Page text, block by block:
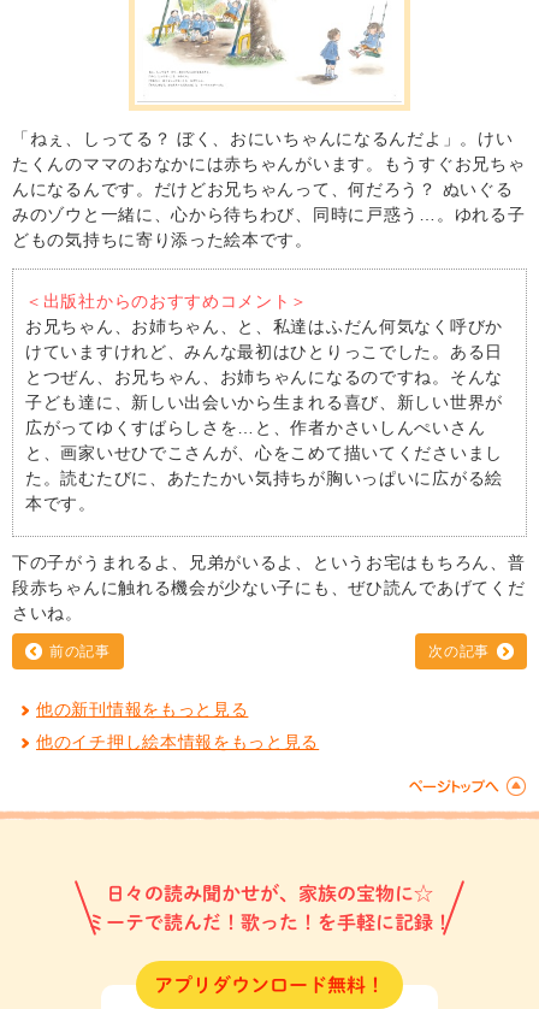
「ねぇ、しってる？ ぼく、おにいちゃんになるんだよ」。けい
たくんのママのおなかには赤ちゃんがいます。もうすぐお兄ちゃ
んになるんです。だけどお兄ちゃんって、何だろう？ ぬいぐる
みのゾウと一緒に、心から待ちわび、同時に戸惑う…。ゆれる子
どもの気持ちに寄り添った絵本です。
＜出版社からのおすすめコメント＞
お兄ちゃん、お姉ちゃん、と、私達はふだん何気なく呼びか
けていますけれど、みんな最初はひとりっこでした。ある日
とつぜん、お兄ちゃん、お姉ちゃんになるのですね。そんな
子ども達に、新しい出会いから生まれる喜び、新しい世界が
広がってゆくすばらしさを…と、作者かさいしんぺいさん
と、画家いせひでこさんが、心をこめて描いてくださいまし
た。読むたびに、あたたかい気持ちが胸いっぱいに広がる絵
本です。
下の子がうまれるよ、兄弟がいるよ、というお宅はもちろん、普
段赤ちゃんに触れる機会が少ない子にも、ぜひ読んであげてくだ
さいね。
前の記事 次の記事
他の新刊情報をもっと見る
他のイチ押し絵本情報をもっと見る
日々の読み聞かせが、家族の宝物に☆
ミーテで読んだ！歌った！を手軽に記録！
アプリダウンロード無料！